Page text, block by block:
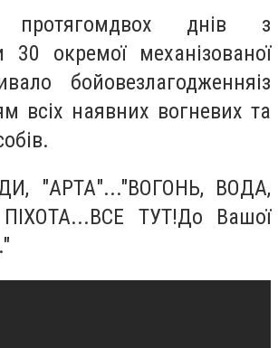
протягомдвох днів з
30 окремої механізованої
бойовезлагодженняіз
всіх наявних вогневих та
"АРТА"..."ВОГОНЬ, ВОДА,
ТУТ!До Вашої